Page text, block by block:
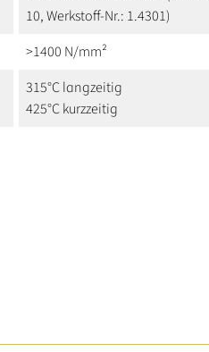
10, Werkstoff-Nr.: 1.4301)
>1400 N/mm²
315°C langzeitig
425°C kurzzeitig